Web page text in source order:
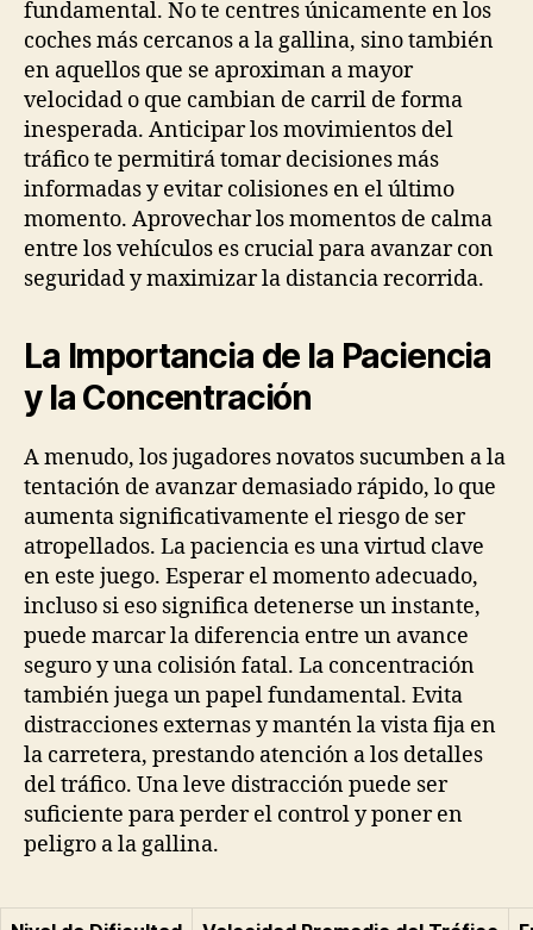
fundamental. No te centres únicamente en los
coches más cercanos a la gallina, sino también
en aquellos que se aproximan a mayor
velocidad o que cambian de carril de forma
inesperada. Anticipar los movimientos del
tráfico te permitirá tomar decisiones más
informadas y evitar colisiones en el último
momento. Aprovechar los momentos de calma
entre los vehículos es crucial para avanzar con
seguridad y maximizar la distancia recorrida.
La Importancia de la Paciencia
y la Concentración
A menudo, los jugadores novatos sucumben a la
tentación de avanzar demasiado rápido, lo que
aumenta significativamente el riesgo de ser
atropellados. La paciencia es una virtud clave
en este juego. Esperar el momento adecuado,
incluso si eso significa detenerse un instante,
puede marcar la diferencia entre un avance
seguro y una colisión fatal. La concentración
también juega un papel fundamental. Evita
distracciones externas y mantén la vista fija en
la carretera, prestando atención a los detalles
del tráfico. Una leve distracción puede ser
suficiente para perder el control y poner en
peligro a la gallina.